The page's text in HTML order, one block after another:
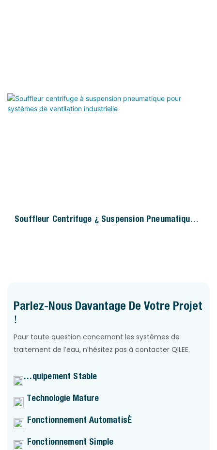
Souffleur Centrifuge À Suspension Pneumatique
Parlez-Nous Davantage De Votre Projet
!
Pour toute question concernant les systèmes de
traitement de l'eau, n'hésitez pas à contacter QILEE.
Équipement Stable
Technologie Mature
Fonctionnement Automatisé
Fonctionnement Simple